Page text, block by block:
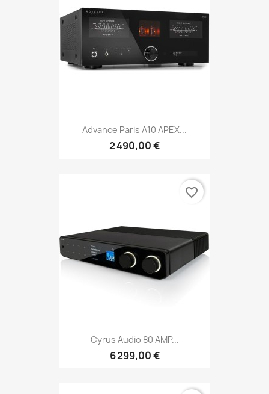
Advance Paris A10 APEX...
2 490,00 €
Cyrus Audio 80 AMP...
6 299,00 €
favorite_border